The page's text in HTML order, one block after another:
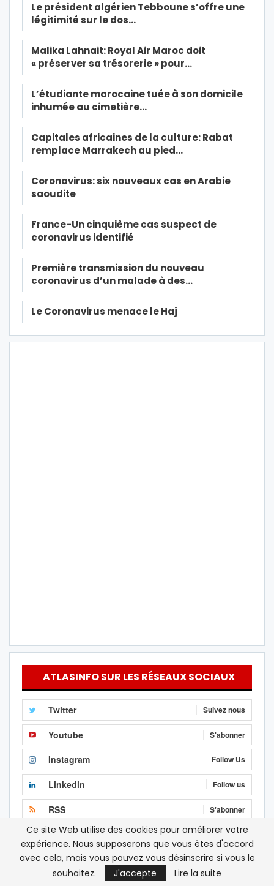
Le président algérien Tebboune s’offre une
légitimité sur le dos…
Malika Lahnait: Royal Air Maroc doit
« préserver sa trésorerie » pour…
L’étudiante marocaine tuée à son domicile
inhumée au cimetière…
Capitales africaines de la culture: Rabat
remplace Marrakech au pied…
Coronavirus: six nouveaux cas en Arabie
saoudite
France-Un cinquième cas suspect de
coronavirus identifié
Première transmission du nouveau
coronavirus d’un malade à des…
Le Coronavirus menace le Haj
ATLASINFO SUR LES RÉSEAUX SOCIAUX
Twitter Suivez nous
Youtube S'abonner
Instagram Follow Us
Linkedin Follow us
RSS S'abonner
Facebook J'aime
Ce site Web utilise des cookies pour améliorer votre
expérience. Nous supposerons que vous êtes d'accord
avec cela, mais vous pouvez vous désinscrire si vous le
souhaitez.
J'accepte Lire la suite